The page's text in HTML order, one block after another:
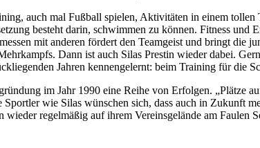
auch mal Fußball spielen, Aktivitäten in einem
besteht darin, schwimmen zu können. Fitness
mit anderen fördert den Teamgeist und bringt die
Dann ist auch Silas Prestin wieder dabei.
Jahren kennengelernt: beim Training für die
im Jahr 1990 eine Reihe von Erfolgen. „Plätze
wie Silas wünschen sich, dass auch in Zukunft
regelmäßig auf ihrem Vereinsgelände am Faulen